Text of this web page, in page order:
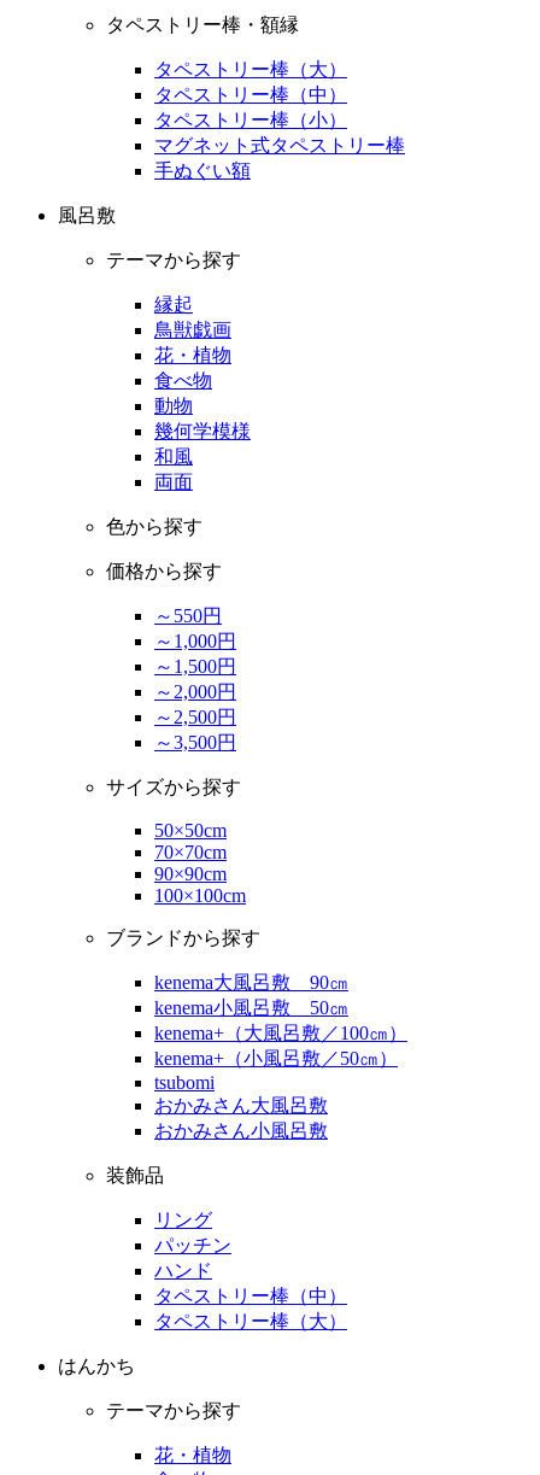
タペストリー棒・額縁
タペストリー棒（大）
タペストリー棒（中）
タペストリー棒（小）
マグネット式タペストリー棒
手ぬぐい額
風呂敷
テーマから探す
縁起
鳥獣戯画
花・植物
食べ物
動物
幾何学模様
和風
両面
色から探す
価格から探す
～550円
～1,000円
～1,500円
～2,000円
～2,500円
～3,500円
サイズから探す
50×50cm
70×70cm
90×90cm
100×100cm
ブランドから探す
kenema大風呂敷 90㎝
kenema小風呂敷 50㎝
kenema+（大風呂敷／100㎝）
kenema+（小風呂敷／50㎝）
tsubomi
おかみさん大風呂敷
おかみさん小風呂敷
装飾品
リング
パッチン
ハンド
タペストリー棒（中）
タペストリー棒（大）
はんかち
テーマから探す
花・植物